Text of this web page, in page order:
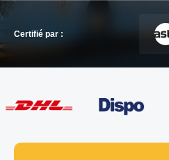
Certifié par :